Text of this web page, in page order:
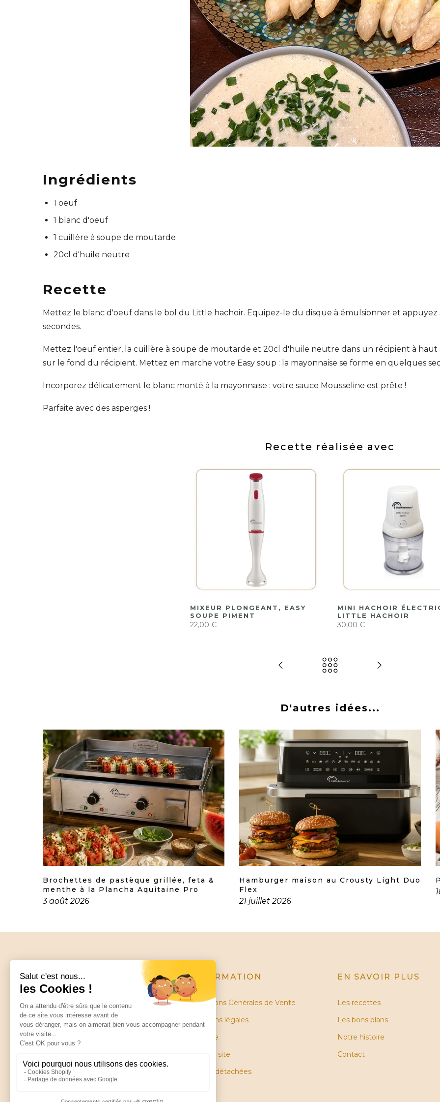
Ingrédients
1 oeuf
1 blanc d'oeuf
1 cuillère à soupe de moutarde
20cl d'huile neutre
Recette
Mettez le blanc d'oeuf dans le bol du Little hachoir. Equipez-le du disque à émulsionner et
secondes.
Mettez l'oeuf entier, la cuillère à soupe de moutarde et 20cl d'huile neutre dans un récipient à haut
sur le fond du récipient. Mettez en marche votre Easy soup : la mayonnaise se forme en quelques
Incorporez délicatement le blanc monté à la mayonnaise : votre sauce Mousseline est prête !
Parfaite avec des asperges !
Recette réalisée avec
MIXEUR PLONGEANT, EASY
SOUPE PIMENT
22,00 €
MINI HACHOIR
LITTLE HACHOIR
30,00 €
D'autres idées...
Brochettes de pastèque grillée, feta &
menthe à la Plancha Aquitaine Pro
3 août 2026
Hamburger maison au Crousty Light Duo
Flex
21 juillet 2026
Little balance
ZA Les Petites Ruelles
Contactez-nous
INFORMATION
Conditions Générales de Vente
Mentions légales
Garantie
Plan du site
Pièces détachées
EN SAVOIR PLUS
Les recettes
Les bons plans
Notre histoire
Contact